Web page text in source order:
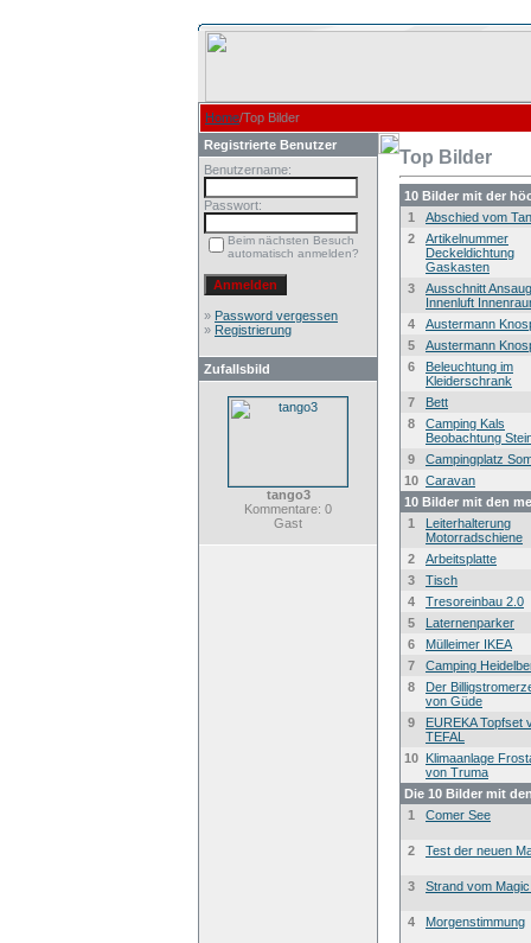
Home/Top Bilder
Registrierte Benutzer
Benutzername:
Passwort:
Beim nächsten Besuch
automatisch anmelden?
» Password vergessen
» Registrierung
Zufallsbild
tango3
Kommentare: 0
Gast
Top Bilder
10 Bilder mit der
1
Abschied vom
2
Artikelnummer
Deckeldichtung
Gaskasten
3
Ausschnitt
Innenluft
4
Austermann
5
Austermann
6
Beleuchtung im
Kleiderschrank
7
Bett
8
Camping Kals
Beobachtung
9
Campingplatz
10 Caravan
10 Bilder mit den
1
Leiterhalterung
Motorradschiene
2
Arbeitsplatte
3
Tisch
4
Tresoreinbau 2.0
5
Laternenparker
6
Mülleimer IKEA
7
Camping
8
Der
von Güde
9
EUREKA Topfset
TEFAL
10 Klimaanlage
von Truma
Die 10 Bilder mit
1
Comer See
2 Test der neuen
3 Strand vom
4 Morgenstimmung